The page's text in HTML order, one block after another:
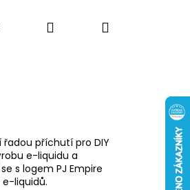
Reklamace
PřihlášeníNákupní
příchutí pro DIY
e-liquidu a
s logem PJ Empire
liquidů.